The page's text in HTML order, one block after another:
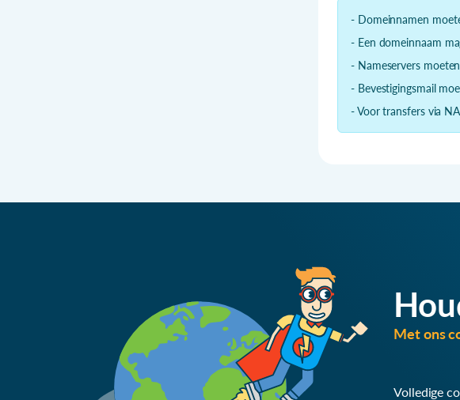
- Domeinnamen
- Een domeinnaam
- Nameservers
- Bevestigingsmail
- Voor transfers via
Met ons
Volledige